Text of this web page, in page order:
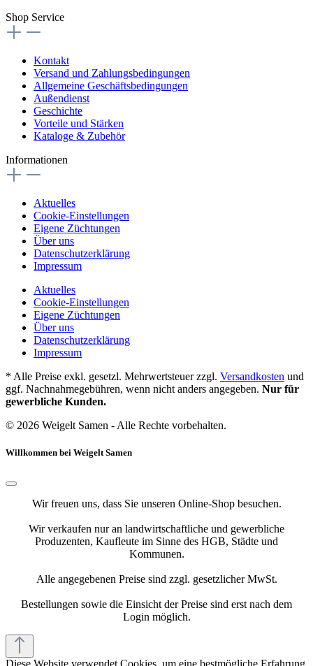
Shop Service
Kontakt
Versand und Zahlungsbedingungen
Allgemeine Geschäftsbedingungen
Außendienst
Geschichte
Vorteile und Stärken
Kataloge & Zubehör
Informationen
Aktuelles
Cookie-Einstellungen
Eigene Züchtungen
Über uns
Datenschutzerklärung
Impressum
Aktuelles
Cookie-Einstellungen
Eigene Züchtungen
Über uns
Datenschutzerklärung
Impressum
* Alle Preise exkl. gesetzl. Mehrwertsteuer zzgl. Versandkosten und
ggf. Nachnahmegebühren, wenn nicht anders angegeben. Nur für
gewerbliche Kunden.
© 2026 Weigelt Samen - Alle Rechte vorbehalten.
Willkommen bei Weigelt Samen
Wir freuen uns, dass Sie unseren Online-Shop besuchen.
Wir verkaufen nur an landwirtschaftliche und gewerbliche
Produzenten, Kaufleute im Sinne des HGB, Städte und
Kommunen.
Alle angegebenen Preise sind zzgl. gesetzlicher MwSt.
Bestellungen sowie die Einsicht der Preise sind erst nach dem
Login möglich.
Diese Website verwendet Cookies, um eine bestmögliche Erfahrung